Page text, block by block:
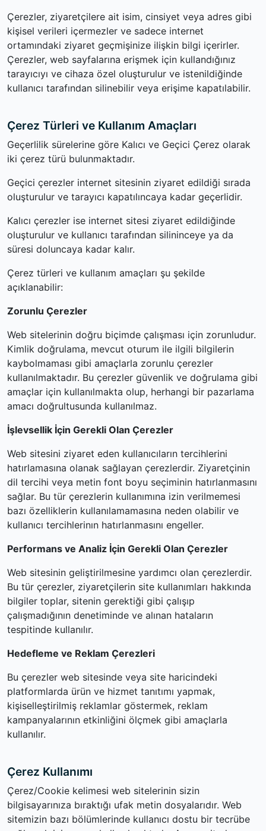
Çerezler, ziyaretçilere ait isim, cinsiyet veya adres gibi
kişisel verileri içermezler ve sadece internet
ortamındaki ziyaret geçmişinize ilişkin bilgi içerirler.
Çerezler, web sayfalarına erişmek için kullandığınız
tarayıcıyı ve cihaza özel oluşturulur ve istenildiğinde
kullanıcı tarafından silinebilir veya erişime kapatılabilir.
Çerez Türleri ve Kullanım Amaçları
Geçerlilik sürelerine göre Kalıcı ve Geçici Çerez olarak
iki çerez türü bulunmaktadır.
Geçici çerezler internet sitesinin ziyaret edildiği sırada
oluşturulur ve tarayıcı kapatılıncaya kadar geçerlidir.
Kalıcı çerezler ise internet sitesi ziyaret edildiğinde
oluşturulur ve kullanıcı tarafından silininceye ya da
süresi doluncaya kadar kalır.
Çerez türleri ve kullanım amaçları şu şekilde
açıklanabilir:
Zorunlu Çerezler
Web sitelerinin doğru biçimde çalışması için zorunludur.
Kimlik doğrulama, mevcut oturum ile ilgili bilgilerin
kaybolmaması gibi amaçlarla zorunlu çerezler
kullanılmaktadır. Bu çerezler güvenlik ve doğrulama gibi
amaçlar için kullanılmakta olup, herhangi bir pazarlama
amacı doğrultusunda kullanılmaz.
İşlevsellik İçin Gerekli Olan Çerezler
Web sitesini ziyaret eden kullanıcıların tercihlerini
hatırlamasına olanak sağlayan çerezlerdir. Ziyaretçinin
dil tercihi veya metin font boyu seçiminin hatırlanmasını
sağlar. Bu tür çerezlerin kullanımına izin verilmemesi
bazı özelliklerin kullanılamamasına neden olabilir ve
kullanıcı tercihlerinın hatırlanmasını engeller.
Performans ve Analiz İçin Gerekli Olan Çerezler
Web sitesinin geliştirilmesine yardımcı olan çerezlerdir.
Bu tür çerezler, ziyaretçilerin site kullanımları hakkında
bilgiler toplar, sitenin gerektiği gibi çalışıp
çalışmadığının denetiminde ve alınan hataların
tespitinde kullanılır.
Hedefleme ve Reklam Çerezleri
Bu çerezler web sitesinde veya site haricindeki
platformlarda ürün ve hizmet tanıtımı yapmak,
kişiselleştirilmiş reklamlar göstermek, reklam
kampanyalarının etkinliğini ölçmek gibi amaçlarla
kullanılır.
Çerez Kullanımı
Çerez/Cookie kelimesi web sitelerinin sizin
bilgisayarınıza bıraktığı ufak metin dosyalarıdır. Web
sitemizin bazı bölümlerinde kullanıcı dostu bir tecrübe